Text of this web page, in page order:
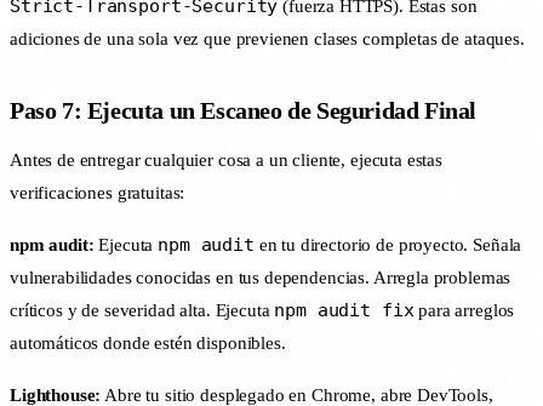
Strict-Transport-Security (fuerza HTTPS). Estas son
adiciones de una sola vez que previenen clases completas de ataques.
Paso 7: Ejecuta un Escaneo de Seguridad Final
Antes de entregar cualquier cosa a un cliente, ejecuta estas
verificaciones gratuitas:
npm audit: Ejecuta npm audit en tu directorio de proyecto. Señala
vulnerabilidades conocidas en tus dependencias. Arregla problemas
críticos y de severidad alta. Ejecuta npm audit fix para arreglos
automáticos donde estén disponibles.
Lighthouse: Abre tu sitio desplegado en Chrome, abre DevTools,